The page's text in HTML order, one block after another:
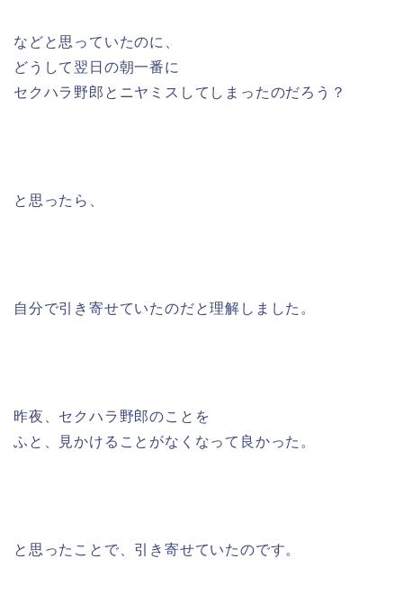
などと思っていたのに、
どうして翌日の朝一番に
セクハラ野郎とニヤミスしてしまったのだろう？
と思ったら、
自分で引き寄せていたのだと理解しました。
昨夜、セクハラ野郎のことを
ふと、見かけることがなくなって良かった。
と思ったことで、引き寄せていたのです。